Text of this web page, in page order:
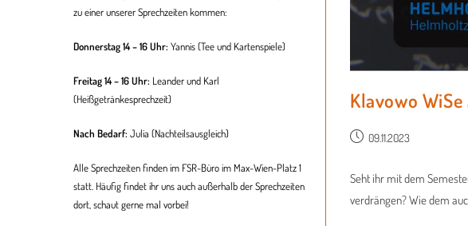
Klavowo
09.11.2023
Seht ihr mit dem
verdrängen? Wie dem
zu einer unserer Sprechzeiten kommen:
Donnerstag 14 – 16 Uhr: Yannis (Tee und Kartenspiele)
Freitag 14 – 16 Uhr: Leander und Karl
(Heißgetränkesprechzeit)
Nach Bedarf: Julia (Nachteilsausgleich)
Alle Sprechzeiten finden im FSR-Büro im Max-Wien-Platz 1
statt. Häufig findet ihr uns auch außerhalb der Sprechzeiten
dort, schaut gerne mal vorbei!